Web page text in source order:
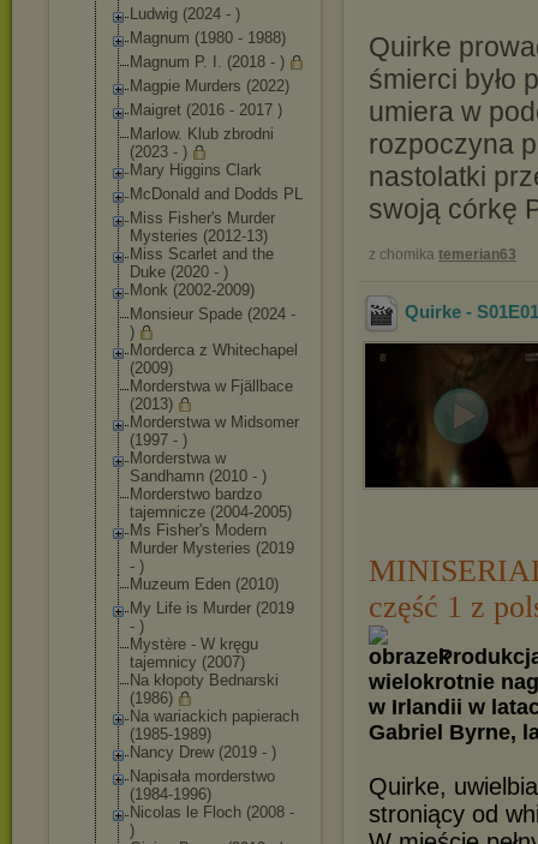
Ludwig (2024 - )
Magnum (1980 - 1988)
Magnum P. I. (2018 - )
Magpie Murders (2022)
Maigret (2016 - 2017 )
Marlow. Klub zbrodni
(2023 - )
Mary Higgins Clark
McDonald and Dodds PL
Miss Fisher's Murder
Mysteries (2012-13)
Miss Scarlet and the
Duke (2020 - )
Monk (2002-2009)
Monsieur Spade (2024 -
)
Morderca z Whitechapel
(2009)
Morderstwa w Fjällbace
(2013)
Morderstwa w Midsomer
(1997 - )
Morderstwa w
Sandhamn (2010 - )
Morderstwo bardzo
tajemnicze (2004-2005)
Ms Fisher's Modern
Murder Mysteries (2019
- )
Muzeum Eden (2010)
My Life is Murder (2019
- )
Mystère - W kręgu
tajemnicy (2007)
Na kłopoty Bednarski
(1986)
Na wariackich papierach
(1985-1989)
Nancy Drew (2019 - )
Napisała morderstwo
(1984-1996)
Nicolas le Floch (2008 -
)
Quirke
śmierci było
umiera w
rozpoczyna
nastolatki
swoją córkę
z chomika temerian63
Quirke -
część 1 z
wielokrotnie
w Irlandii w
Gabriel Byrne,
Quirke,
stroniący od